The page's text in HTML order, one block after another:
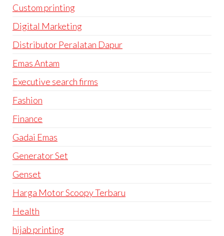
Custom printing
Digital Marketing
Distributor Peralatan Dapur
Emas Antam
Executive search firms
Fashion
Finance
Gadai Emas
Generator Set
Genset
Harga Motor Scoopy Terbaru
Health
hijab printing